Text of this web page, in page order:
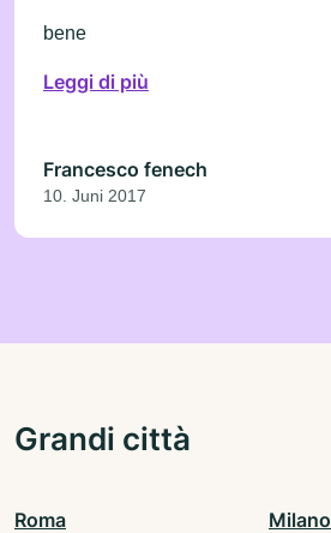
bene
Leggi di più
Francesco fenech
10. Juni 2017
Grandi città
Roma Milano